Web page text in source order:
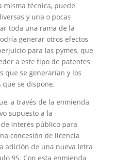
misma técnica, puede
y una o pocas
toda una rama de la
generar otros efectos
para las pymes, que
a este tipo de patentes
que se generarían y los
se dispone.
a través de la enmienda
supuesto a la
interés público para
concesión de licencia
adición de una nueva letra
95. Con esta enmienda